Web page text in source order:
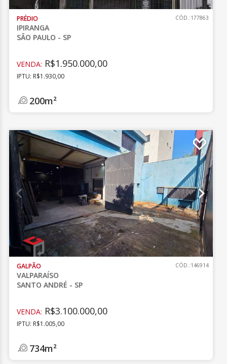
PRÉDIO
IPIRANGA
SÃO PAULO - SP
CÓD.:177863
VENDA: R$1.950.000,00
IPTU: R$1.930,00
200m²
GALPÃO
VALPARAÍSO
SANTO ANDRÉ - SP
CÓD.:146914
VENDA: R$3.100.000,00
IPTU: R$1.005,00
734m²